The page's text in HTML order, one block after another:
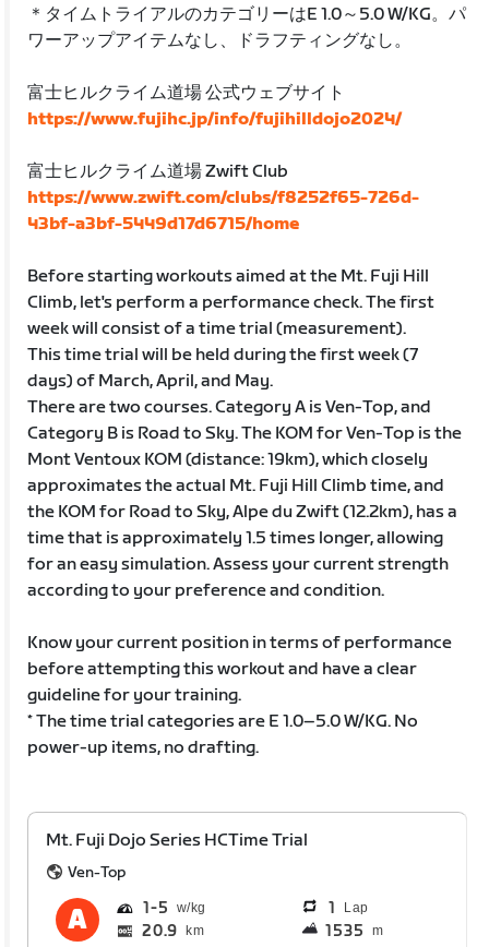
＊タイムトライアルのカテゴリーはE 1.0～5.0 W/KG。パ
ワーアップアイテムなし、ドラフティングなし。
富士ヒルクライム道場 公式ウェブサイト
https://www.fujihc.jp/info/fujihilldojo2024/
富士ヒルクライム道場 Zwift Club
https://www.zwift.com/clubs/f8252f65-726d-
43bf-a3bf-5449d17d6715/home
Before starting workouts aimed at the Mt. Fuji Hill
Climb, let's perform a performance check. The first
week will consist of a time trial (measurement).
This time trial will be held during the first week (7
days) of March, April, and May.
There are two courses. Category A is Ven-Top, and
Category B is Road to Sky. The KOM for Ven-Top is the
Mont Ventoux KOM (distance: 19km), which closely
approximates the actual Mt. Fuji Hill Climb time, and
the KOM for Road to Sky, Alpe du Zwift (12.2km), has a
time that is approximately 1.5 times longer, allowing
for an easy simulation. Assess your current strength
according to your preference and condition.
Know your current position in terms of performance
before attempting this workout and have a clear
guideline for your training.
* The time trial categories are E 1.0–5.0 W/KG. No
power-up items, no drafting.
Mt. Fuji Dojo Series HCTime Trial
Ven-Top
1 5 1 Lap
20.9 km 1535 m